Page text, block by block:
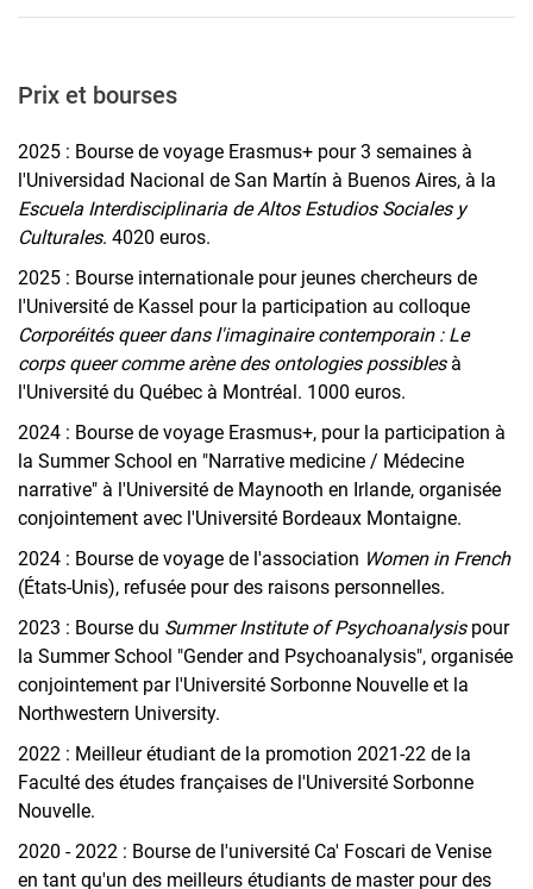
Prix et bourses
2025 : Bourse de voyage Erasmus+ pour 3 semaines à
l'Universidad Nacional de San Martín à Buenos Aires, à la
Escuela Interdisciplinaria de Altos Estudios Sociales y
Culturales. 4020 euros.
2025 : Bourse internationale pour jeunes chercheurs de
l'Université de Kassel pour la participation au colloque
Corporéités queer dans l'imaginaire contemporain : Le
corps queer comme arène des ontologies possiblesà
l'Université du Québec à Montréal. 1000 euros.
2024 : Bourse de voyage Erasmus+, pour la participation à
la Summer School en "Narrative medicine / Médecine
narrative" à l'Université de Maynooth en Irlande, organisée
conjointement avec l'Université Bordeaux Montaigne.
2024 : Bourse de voyage de l'association Women in French
(États-Unis), refusée pour des raisons personnelles.
2023 : Bourse du Summer Institute of Psychoanalysis pour
la Summer School "Gender and Psychoanalysis", organisée
conjointement par l'Université Sorbonne Nouvelle et la
Northwestern University.
2022 : Meilleur étudiant de la promotion 2021-22 de la
Faculté des études françaises de l'Université Sorbonne
Nouvelle.
2020 - 2022 : Bourse de l'université Ca' Foscari de Venise
en tant qu'un des meilleurs étudiants de master pour des